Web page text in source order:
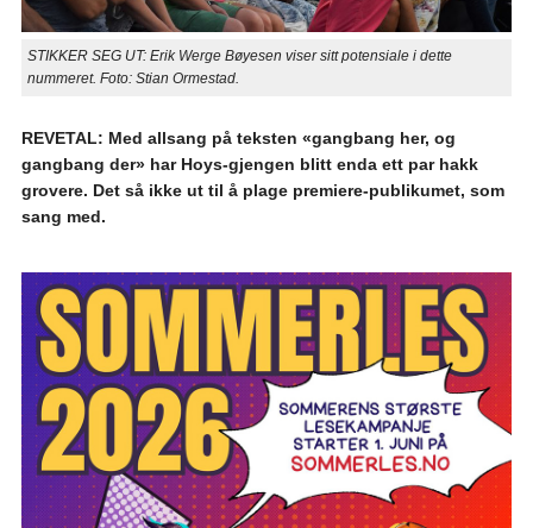
STIKKER SEG UT: Erik Werge Bøyesen viser sitt potensiale i dette
nummeret. Foto: Stian Ormestad.
REVETAL: Med allsang på teksten «gangbang her, og
gangbang der» har Hoys-gjengen blitt enda ett par hakk
grovere. Det så ikke ut til å plage premiere-publikumet, som
sang med.